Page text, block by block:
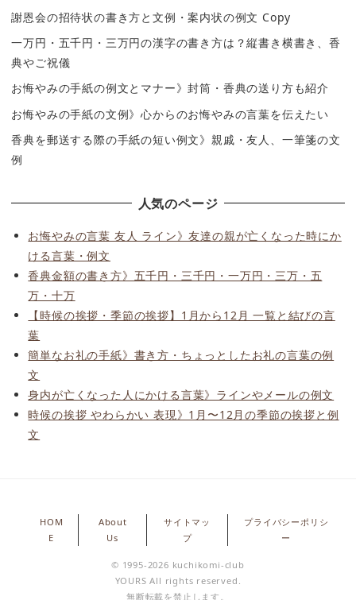
謝恩会の招待状の書き方と文例・案内状の例文 Copy
一万円・五千円・三万円の漢字の書き方は？縦書き横書き、香
典やご祝儀
お悔やみの手紙の例文とマナー》封筒・香典の送り方も紹介
お悔やみの手紙の文例》心からのお悔やみの言葉を伝えたい
香典を郵送する際の手紙の短い例文》親戚・友人、一筆箋の文
例
人気のページ
お悔やみの言葉 友人 ライン》友達の親が亡くなった時にか
ける言葉・例文
香典金額の書き方》五千円・三千円・一万円・三万・五
万・十万
【時候の挨拶・季節の挨拶】1月から12月 一覧と結びの言
葉
簡単なお礼の手紙》書き方・ちょっとしたお礼の言葉の例
文
身内が亡くなった人にかける言葉》ラインやメールの例文
時候の挨拶 やわらかい 表現》1月〜12月の季節の挨拶と例
文
HOM
E
About
Us
サイトマッ
プ
プライバシーポリシ
ー
© 1995-2026 kuchikomi-club
YOURS All rights reserved.
無断転載を禁止します。